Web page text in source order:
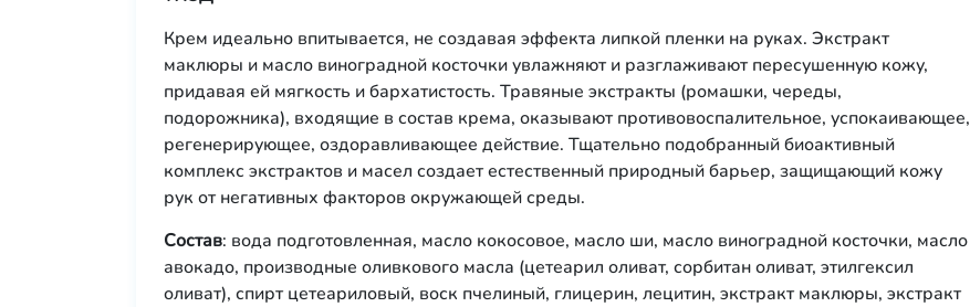
Крем идеально впитывается, не создавая эффекта липкой пленки на руках. Экстракт
маклюры и масло виноградной косточки увлажняют и разглаживают пересушенную кожу,
придавая ей мягкость и бархатистость. Травяные экстракты (ромашки, череды,
подорожника), входящие в состав крема, оказывают противовоспалительное, успокаивающее,
регенерирующее, оздоравливающее действие. Тщательно подобранный биоактивный
комплекс экстрактов и масел создает естественный природный барьер, защищающий кожу
рук от негативных факторов окружающей среды.
Состав: вода подготовленная, масло кокосовое, масло ши, масло виноградной косточки, масло
авокадо, производные оливкового масла (цетеарил оливат, сорбитан оливат, этилгексил
оливат), спирт цетеариловый, воск пчелиный, глицерин, лецитин, экстракт маклюры, экстракт